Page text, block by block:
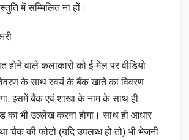
में सम्मिलित ना हों।
होने वाले कलाकारों को ई-मेल पर वीडियो
के साथ स्वयं के बैंक खाते का विवरण
इसमें बैंक एवं शाखा के नाम के साथ ही
का भी उल्लेख करना होगा। साथ ही आधार
चैक की फोटो (यदि उपलब्ध हो तो) भी भेजनी